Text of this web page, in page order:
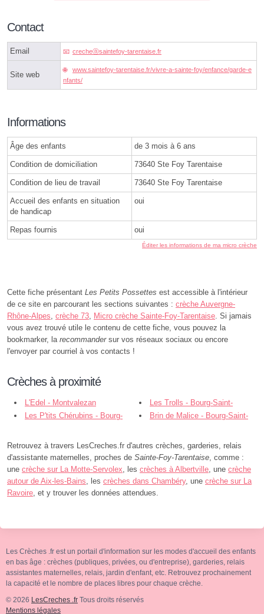
Contact
Email crecheⓐsaintefoy-tarentaise.fr
Site web
www.saintefoy-tarentaise.fr/vivre-a-sainte-foy/enfance/garde-e
nfants/
Informations
Âge des enfants de 3 mois à 6 ans
Condition de domiciliation 73640 Ste Foy Tarentaise
Condition de lieu de travail 73640 Ste Foy Tarentaise
Accueil des enfants en situation
de handicap
oui
Repas fournis oui
Éditer les informations de ma micro crèche
Cette fiche présentant Les Petits Possettes est accessible à l'intérieur
de ce site en parcourant les sections suivantes : crèche Auvergne-
Rhône-Alpes, crèche 73, Micro crèche Sainte-Foy-Tarentaise. Si jamais
vous avez trouvé utile le contenu de cette fiche, vous pouvez la
bookmarker, la recommandersur vos réseaux sociaux ou encore
l'envoyer par courriel à vos contacts !
Crèches à proximité
L'Edel - Montvalezan
Les Trolls - Bourg-Saint-
Maurice
Les P'tits Chérubins - Bourg-
Brin de Malice - Bourg-Saint-
Retrouvez à travers LesCreches.fr d'autres crèches, garderies, relais
d'assistante maternelles, proches de Sainte-Foy-Tarentaise, comme :
une crèche sur La Motte-Servolex, les crèches à Albertville, une crèche
autour de Aix-les-Bains, les crèches dans Chambéry, une crèche sur La
Ravoire, et y trouver les données attendues.
Les Crèches .fr est un portail d'information sur les modes d'accueil des enfants
en bas âge : crèches (publiques, privées, ou d'entreprise), garderies, relais
assistantes maternelles, relais, jardin d'enfant, etc. Retrouvez prochainement
la capacité et le nombre de places libres pour chaque crèche.
© 2026 LesCreches .fr Tous droits réservés
Mentions légales